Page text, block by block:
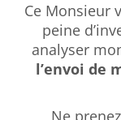
Ce Monsieur
peine
analyser
l’envoi de